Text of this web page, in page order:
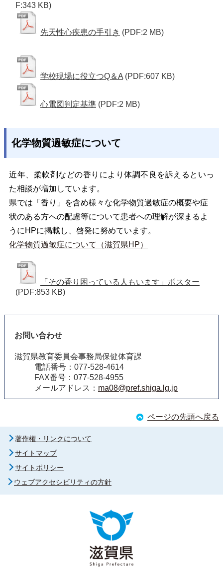
F:343 KB)
先天性心疾患の手引き (PDF:2 MB)
学校現場に役立つQ＆A (PDF:607 KB)
心電図判定基準 (PDF:2 MB)
化学物質過敏症について
近年、柔軟剤などの香りにより体調不良を訴えるといっ
た相談が増加しています。
県では「香り」を含め様々な化学物質過敏症の概要や症
状のある方への配慮等について患者への理解が深まるよ
うにHPに掲載し、啓発に努めています。
化学物質過敏症について（滋賀県HP）
「その香り困っている人もいます」ポスター
(PDF:853 KB)
お問い合わせ
滋賀県教育委員会事務局保健体育課
電話番号：077-528-4614
FAX番号：077-528-4955
メールアドレス： ma08@pref.shiga.lg.jp
ページの先頭へ戻る
著作権・リンクについて
サイトマップ
サイトポリシー
ウェブアクセシビリティの方針